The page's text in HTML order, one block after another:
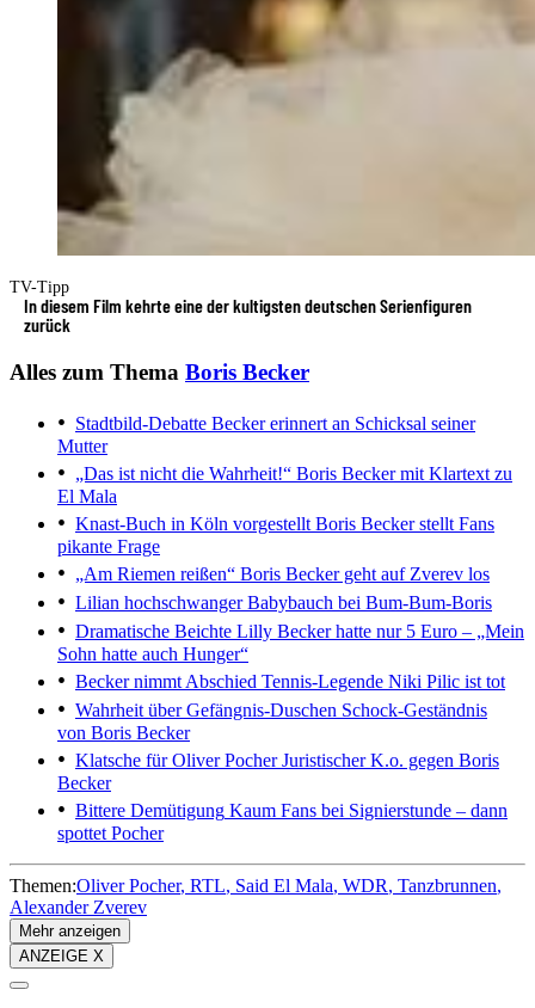
TV-Tipp
In diesem Film kehrte eine der kultigsten deutschen Serienfiguren
zurück
Alles zum Thema Boris Becker
Stadtbild-Debatte Becker erinnert an Schicksal seiner
Mutter
„Das ist nicht die Wahrheit!“ Boris Becker mit Klartext zu
El Mala
Knast-Buch in Köln vorgestellt Boris Becker stellt Fans
pikante Frage
„Am Riemen reißen“ Boris Becker geht auf Zverev los
Lilian hochschwangerBabybauch bei Bum-Bum-Boris
Dramatische Beichte Lilly Becker hatte nur 5 Euro – „Mein
Sohn hatte auch Hunger“
Becker nimmt Abschied Tennis-Legende Niki Pilic ist tot
Wahrheit über Gefängnis-Duschen Schock-Geständnis
von Boris Becker
Klatsche für Oliver PocherJuristischer K.o. gegen Boris
Becker
Bittere Demütigung Kaum Fans bei Signierstunde – dann
spottet Pocher
Themen:Oliver Pocher RTL Said El Mala WDR Tanzbrunnen
Alexander Zverev
Mehr anzeigen
ANZEIGE X